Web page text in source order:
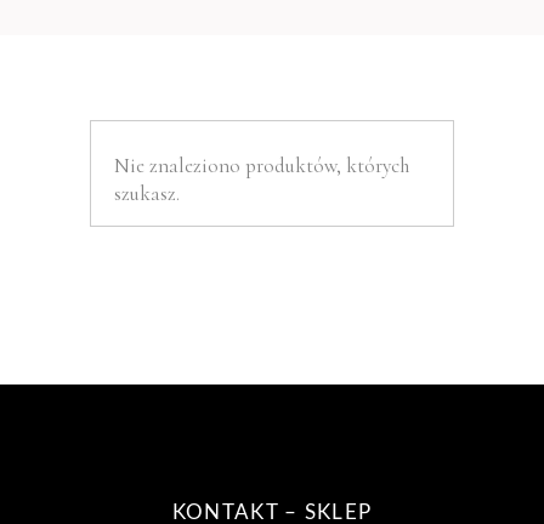
Nie znaleziono produktów, których
szukasz.
KONTAKT – SKLEP